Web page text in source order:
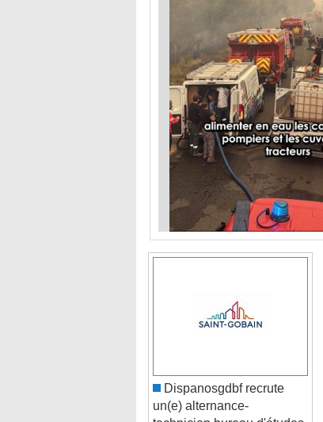
un(e) alternance-
technicien bureau d'études